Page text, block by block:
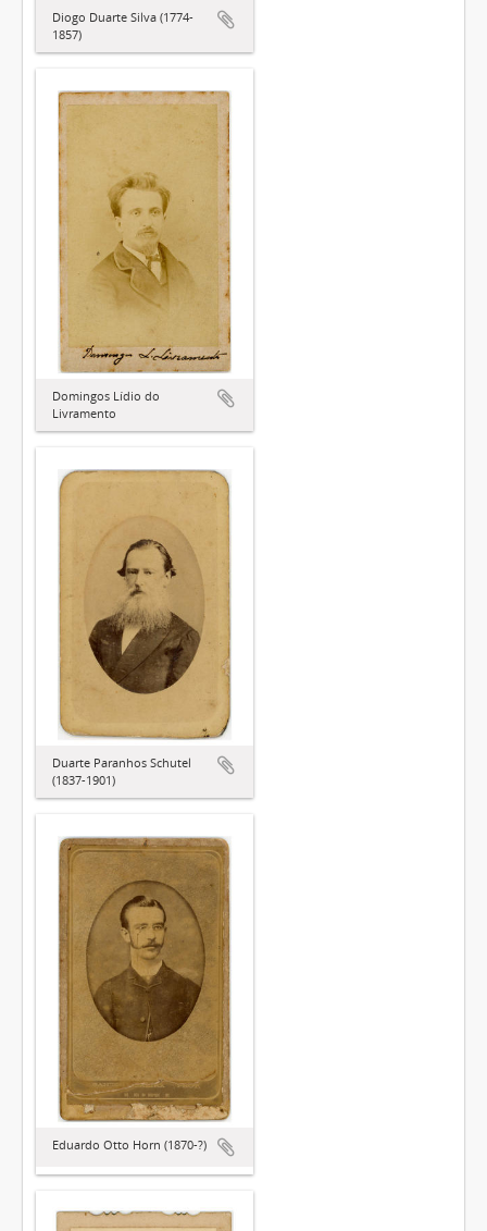
Diogo Duarte Silva (1774-
1857)
Domingos Lídio do
Livramento
Duarte Paranhos Schutel
(1837-1901)
Eduardo Otto Horn (1870-?)